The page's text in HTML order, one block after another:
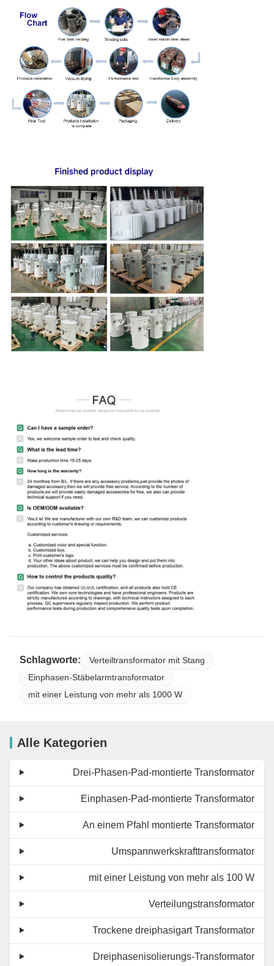
Schlagworte:
Verteiltransformator mit Stang
Einphasen-Stäbelarmtransformator
mit einer Leistung von mehr als 1000 W
Alle Kategorien
Drei-Phasen-Pad-montierte Transformator
Einphasen-Pad-montierte Transformator
An einem Pfahl montierte Transformator
Umspannwerkskrafttransformator
mit einer Leistung von mehr als 100 W
Verteilungstransformator
Trockene dreiphasigart Transformator
Dreiphasenisolierungs-Transformator